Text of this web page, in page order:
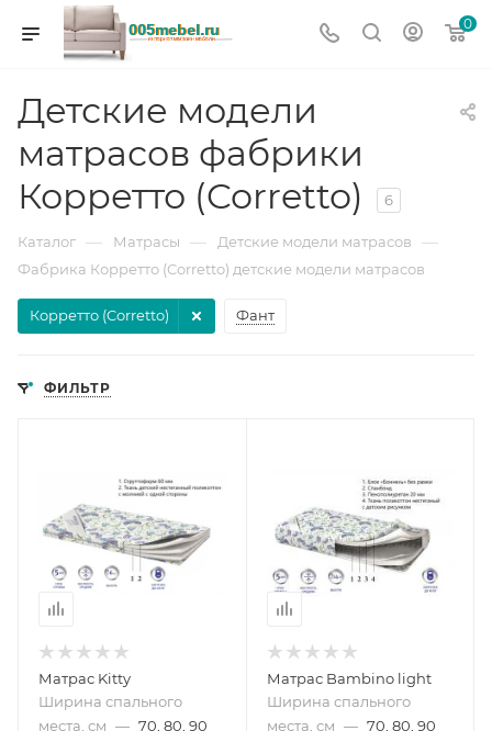
0
Детские модели
матрасов фабрики
Корретто (Corretto)
6
Каталог — Матрасы — Детские модели матрасов —
Фабрика Корретто (Corretto) детские модели матрасов
Фант
Корретто (Corretto)
ФИЛЬТР
Матрас Kitty
Ширина спального
места, см — 70, 80, 90
Матрас Bambino light
Ширина спального
места, см — 70, 80, 90